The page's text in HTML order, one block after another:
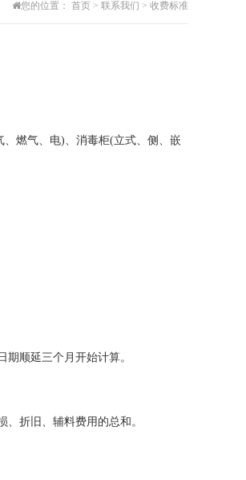
您的位置： 首页 > 联系我们 > 收费标准
燃气、电)、消毒柜(立式、侧、嵌
顺延三个月开始计算。
折旧、辅料费用的总和。